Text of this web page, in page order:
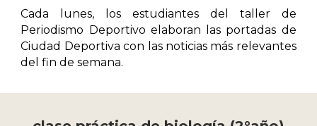
Cada lunes, los estudiantes del taller de
Periodismo Deportivo elaboran las portadas de
Ciudad Deportiva con las noticias más relevantes
del fin de semana.